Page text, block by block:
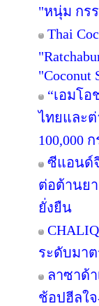
"หนุ่ม กร
Thai
"Coconut
“เอมโ
ไทยและ
100,000
ซีแอนด์
ต่อต้านย
ยั่งยืน
ระดับมา
ลาซาด้
ช้อปฮีลใ